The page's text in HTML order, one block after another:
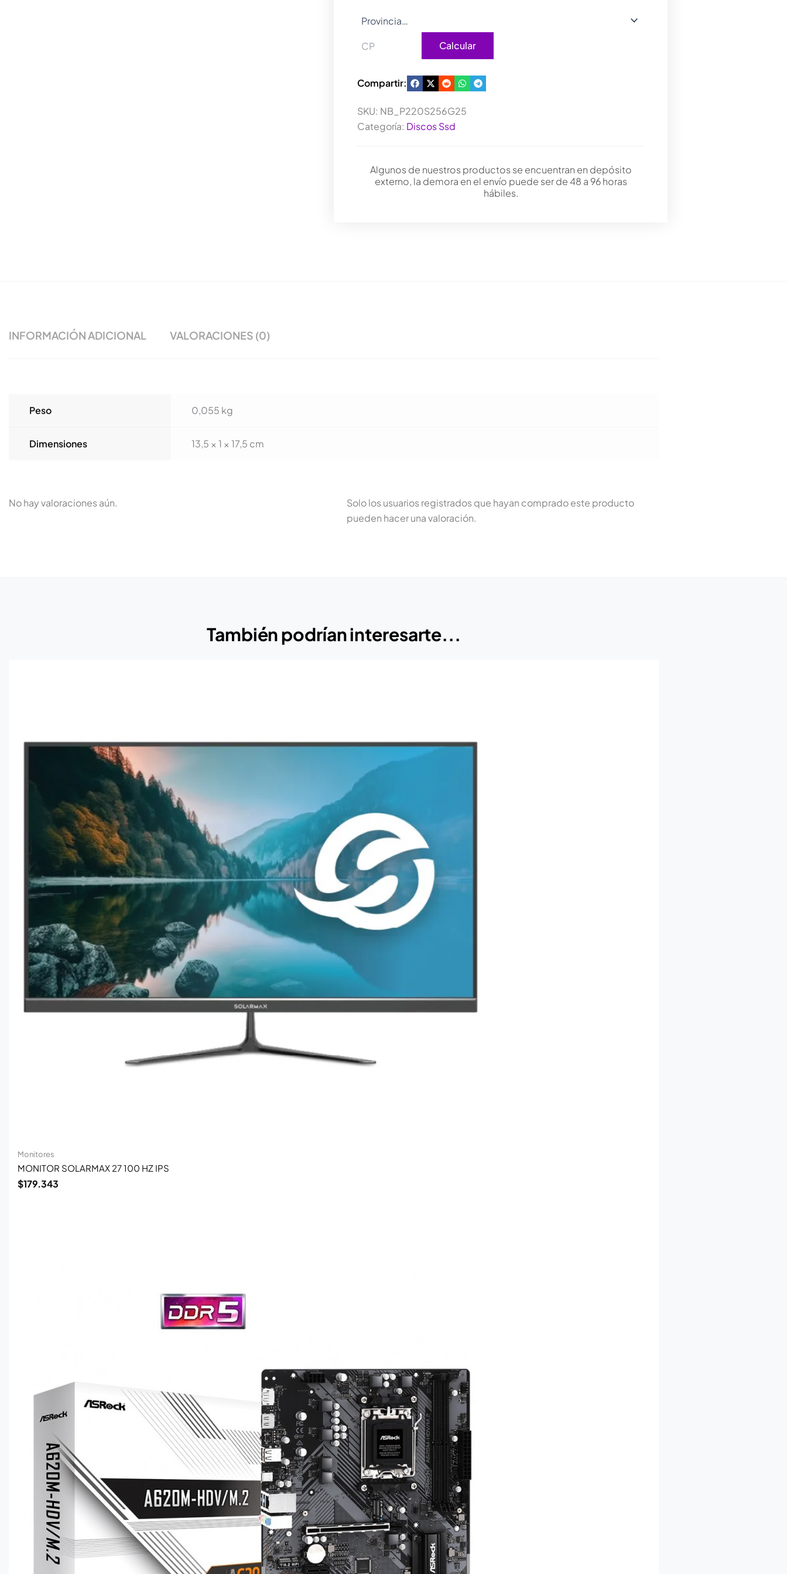
Calcular
Compartir:
SKU: NB_P220S256G25
Categoría: Discos Ssd
Algunos de nuestros productos se encuentran en depósito
externo, la demora en el envío puede ser de 48 a 96 horas
hábiles.
INFORMACIÓN ADICIONAL VALORACIONES (0)
Peso 0,055 kg
Dimensiones 13,5 × 1 × 17,5 cm
No hay valoraciones aún.
Solo los usuarios registrados que hayan comprado este producto
pueden hacer una valoración.
También podrían interesarte...
Monitores
MONITOR SOLARMAX 27 100 HZ IPS
$179.343